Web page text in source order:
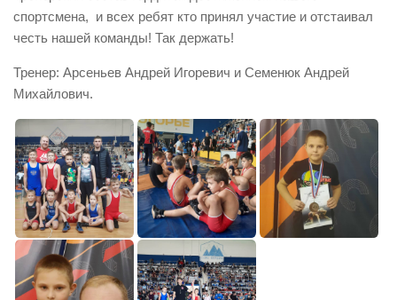
спортсмена, и всех ребят кто принял участие и отстаивал
честь нашей команды! Так держать!
Тренер: Арсеньев Андрей Игоревич и Семенюк Андрей
Михайлович.